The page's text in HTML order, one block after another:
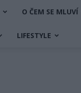
O ČEM SE MLUVÍ
LIFESTYLE